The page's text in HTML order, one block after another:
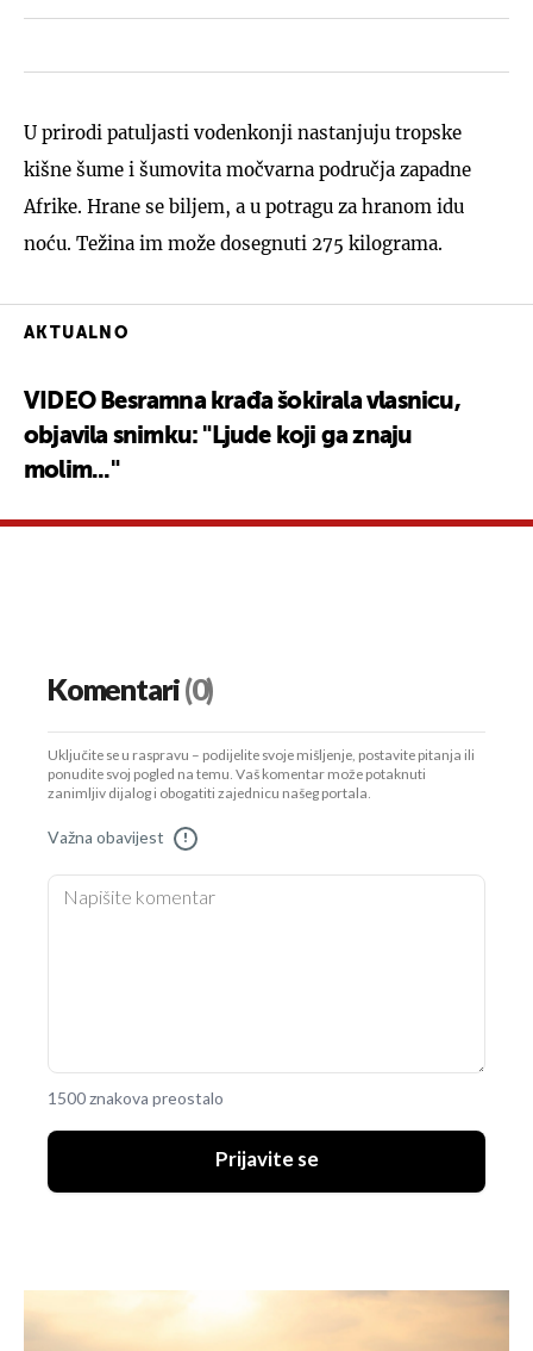
U prirodi patuljasti vodenkonji nastanjuju tropske
kišne šume i šumovita močvarna područja zapadne
Afrike. Hrane se biljem, a u potragu za hranom idu
noću. Težina im može dosegnuti 275 kilograma.
AKTUALNO
VIDEO Besramna krađa šokirala vlasnicu,
objavila snimku: "Ljude koji ga znaju
molim..."
Komentari(0)
Uključite se u raspravu – podijelite svoje mišljenje, postavite pitanja ili
ponudite svoj pogled na temu. Vaš komentar može potaknuti
zanimljiv dijalog i obogatiti zajednicu našeg portala.
Važna obavijest !
1500 znakova preostalo
Prijavite se